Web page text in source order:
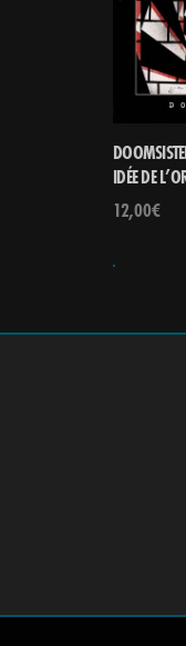
IDÉE DE
12,00€